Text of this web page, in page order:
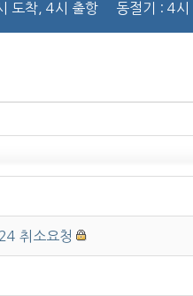
도착, 4시 출항 동절기 : 4시
취소요청